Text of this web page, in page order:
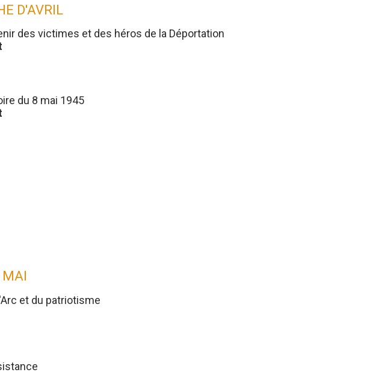
D'AVRIL
des victimes et des héros de la Déportation
du 8 mai 1945
et du patriotisme